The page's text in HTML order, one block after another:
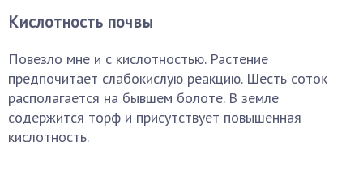
Кислотность почвы
Повезло мне и с кислотностью. Растение
предпочитает слабокислую реакцию. Шесть соток
располагается на бывшем болоте. В земле
содержится торф и присутствует повышенная
кислотность.